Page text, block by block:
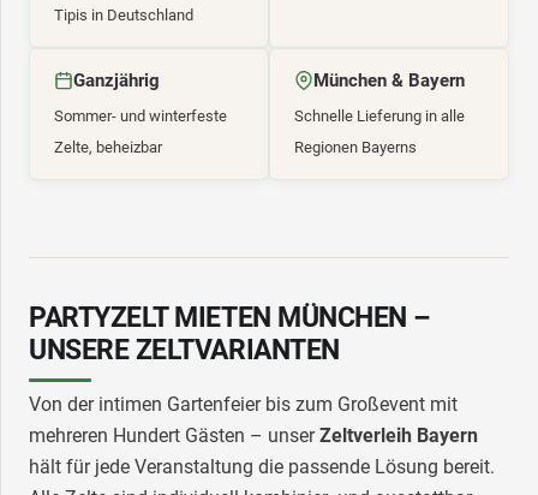
Tipis in Deutschland
Ganzjährig
Sommer- und winterfeste
Zelte, beheizbar
München & Bayern
Schnelle Lieferung in alle
Regionen Bayerns
PARTYZELT MIETEN MÜNCHEN –
UNSERE ZELTVARIANTEN
Von der intimen Gartenfeier bis zum Großevent mit
mehreren Hundert Gästen – unserZeltverleih Bayern
hält für jede Veranstaltung die passende Lösung bereit.